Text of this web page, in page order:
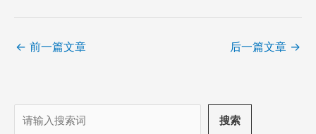
← 前一篇文章 后一篇文章 →
搜
搜索